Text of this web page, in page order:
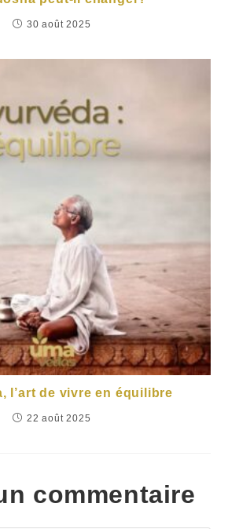
30 août 2025
l’art de vivre en équilibre
22 août 2025
commentaire